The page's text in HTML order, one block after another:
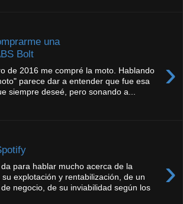
una
Bolt
›
de 2016 me compré la moto. Hablando
parece dar a entender que fue esa
siempre deseé, pero sonando a...
›
para hablar mucho acerca de la
su explotación y rentabilización, de un
negocio, de su inviabilidad según los